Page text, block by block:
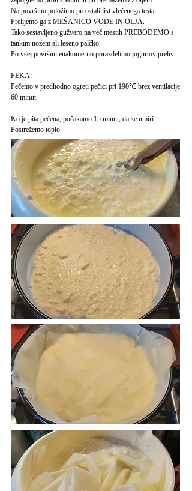
Na površino položimo preostali list vlečenega testa.
Prelijemo ga z MEŠANICO VODE IN OLJA.
Tako sestavljeno gužvaro na več mestih PREBODEMO s
tankim nožem ali leseno palčko.
Po vsej površini enakomerno porazdelimo jogurtov preliv.
PEKA:
Pečemo v predhodno ogreti pečici pri 190℃ brez ventilacije
60 minut.
Ko je pita pečena, počakamo 15 minut, da se umiri.
Postrežemo toplo.